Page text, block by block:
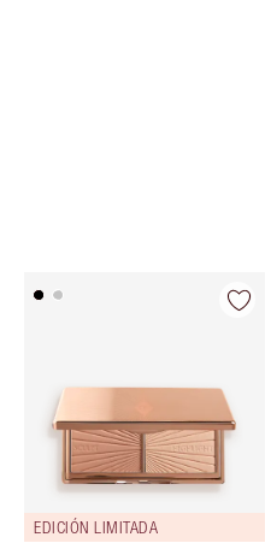
EDICIÓN LIMITADA